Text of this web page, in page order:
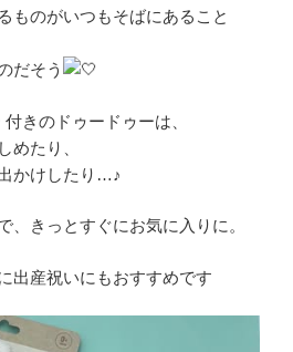
ものがいつもそばにあること
だそう
きのドゥードゥーは、
めたり、
かけしたり…♪
、きっとすぐにお気に入りに。
出産祝いにもおすすめです